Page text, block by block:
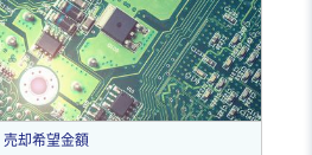
売却希望金額